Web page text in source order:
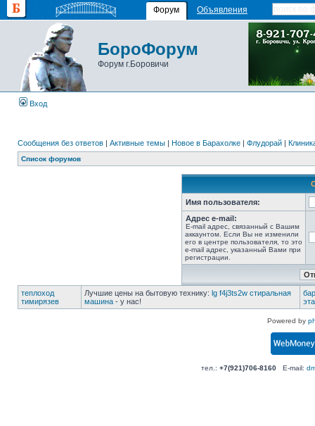
Форум Объявления
БороФорум
Форум г.Боровичи
Вход
Сообщения без ответов | Активные темы | Новое в Барахолке | Флудорай |
Список форумов
Имя пользователя:
Адрес e-mail:
E-mail адрес, связанный с Вашим
аккаунтом. Если Вы не изменили
его в центре пользователя, то это
e-mail адрес, указанный Вами при
регистрации.
теплоход
тимирязев
Лучшие цены на бытовую технику: lg f4j3ts2w стиральная
машина - у нас!
Powered by
тел.: +7(921)706-8160E-mail: